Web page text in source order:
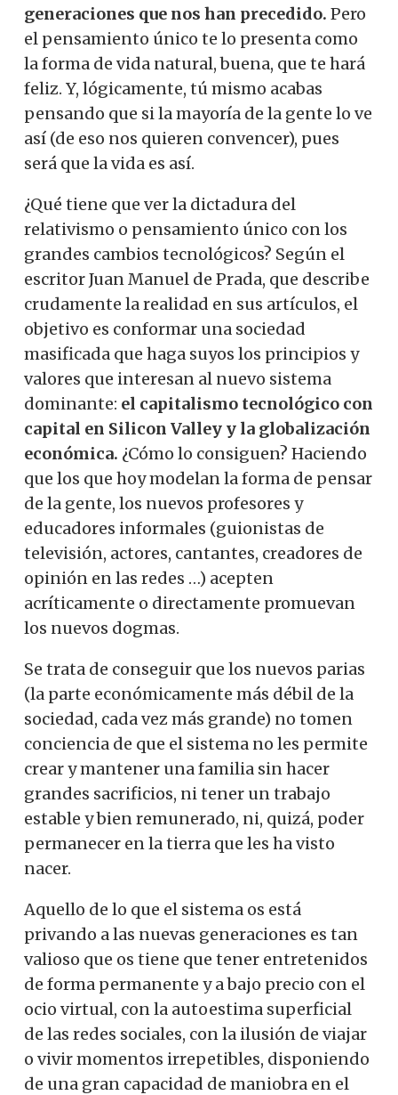
generaciones que nos han precedido. Pero
el pensamiento único te lo presenta como
la forma de vida natural, buena, que te hará
feliz. Y, lógicamente, tú mismo acabas
pensando que si la mayoría de la gente lo ve
así (de eso nos quieren convencer), pues
será que la vida es así.
¿Qué tiene que ver la dictadura del
relativismo o pensamiento único con los
grandes cambios tecnológicos? Según el
escritor Juan Manuel de Prada, que describe
crudamente la realidad en sus artículos, el
objetivo es conformar una sociedad
masificada que haga suyos los principios y
valores que interesan al nuevo sistema
dominante: el capitalismo tecnológico con
capital en Silicon Valley y la globalización
económica. ¿Cómo lo consiguen? Haciendo
que los que hoy modelan la forma de pensar
de la gente, los nuevos profesores y
educadores informales (guionistas de
televisión, actores, cantantes, creadores de
opinión en las redes …) acepten
acríticamente o directamente promuevan
los nuevos dogmas.
Se trata de conseguir que los nuevos parias
(la parte económicamente más débil de la
sociedad, cada vez más grande) no tomen
conciencia de que el sistema no les permite
crear y mantener una familia sin hacer
grandes sacrificios, ni tener un trabajo
estable y bien remunerado, ni, quizá, poder
permanecer en la tierra que les ha visto
nacer.
Aquello de lo que el sistema os está
privando a las nuevas generaciones es tan
valioso que os tiene que tener entretenidos
de forma permanente y a bajo precio con el
ocio virtual, con la autoestima superficial
de las redes sociales, con la ilusión de viajar
o vivir momentos irrepetibles, disponiendo
de una gran capacidad de maniobra en el